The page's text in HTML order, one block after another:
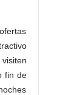
fin de